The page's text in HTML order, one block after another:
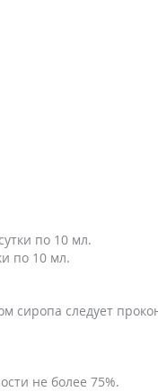
по 10 мл.
по 10 мл.
следует
не более 75%.